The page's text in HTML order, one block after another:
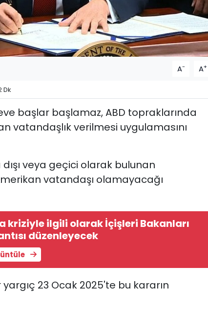
A- A+
Dk
başlar başlamaz, ABD topraklarında
vatandaşlık verilmesi uygulamasını
veya geçici olarak bulunan
vatandaşı olamayacağı
kriziyle ilgili olarak İçişleri Bakanları
düzenleyecek
23 Ocak 2025'te bu kararın